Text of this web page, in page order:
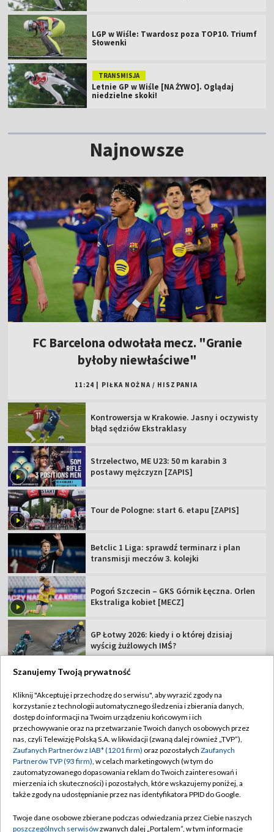
LGP w Wiśle: Twardosz poza TOP10. Triumf
Słowenki
TRANSMISJA
Letnie GP w Wiśle [NA ŻYWO]. Oglądaj
niedzielne skoki!
Najnowsze
FC Barcelona odwołała mecz. "Granie
byłoby niewłaściwe"
11:24 PIŁKA NOŻNA / HISZPANIA
Kontrowersja w Krakowie. Jasny i oczywisty
błąd sędziów Ekstraklasy
Strzelectwo, ME U23: 50 m karabin 3
postawy mężczyzn [ZAPIS]
Tour de Pologne: start 6. etapu [ZAPIS]
Betclic 1 Liga: sprawdź terminarz i plan
transmisji meczów 3. kolejki
Pogoń Szczecin – GKS Górnik Łęczna. Orlen
Ekstraliga kobiet [MECZ]
GP Łotwy 2026: kiedy i o której dzisiaj
wyścig żużlowych IMŚ?
TVP
Abonament TVP
Sklep TVP
Biuro Reklamy
Oferta Handlowa
Emisja w TVP
Regulamin TVP
Polityka prywatności
Moje zgody
Biuro reklamy
Szanujemy Twoją prywatność
Kliknij "Akceptuję i przechodzę do serwisu", aby wyrazić zgody na
korzystanie z technologii automatycznego śledzenia i zbierania danych,
dostęp do informacji na Twoim urządzeniu końcowym i ich
przechowywanie oraz na przetwarzanie Twoich danych osobowych przez
nas, czyli Telewizję Polską S.A. w likwidacji (zwaną dalej również „TVP”),
Zaufanych Partnerów z IAB* (1201 firm) oraz pozostałych Zaufanych
Partnerów TVP (93 firm), w celach marketingowych (w tym do
zautomatyzowanego dopasowania reklam do Twoich zainteresowań i
mierzenia ich skuteczności) i pozostałych, które wskazujemy poniżej, a
także zgody na udostępnianie przez nas identyfikatora PPID do Google.
Twoje dane osobowe zbierane podczas odwiedzania przez Ciebie naszych
poszczególnych serwisówzwanych dalej „Portalem”, w tym informacje